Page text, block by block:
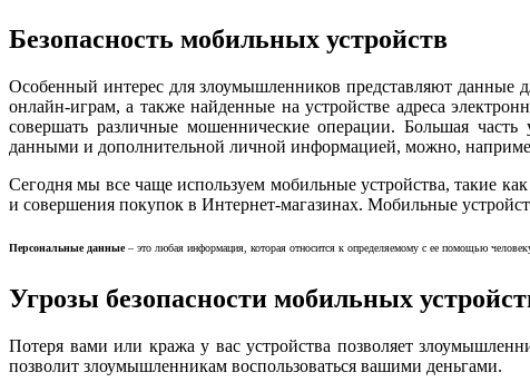
Безопасность мобильных устройств
Особенный интерес для злоумышленников представляют данные
онлайн-играм, а также найденные на устройстве адреса
совершать различные мошеннические операции. Большая
данными и дополнительной личной информацией, можно,
Сегодня мы все чаще используем мобильные устройства, такие
и совершения покупок в Интернет-магазинах. Мобильные
Персональные данные– это любая информация, которая относится к определяемому с ее помощью
Угрозы безопасности мобильных
Потеря вами или кража у вас устройства позволяет
позволит злоумышленникам воспользоваться вашими деньгами.